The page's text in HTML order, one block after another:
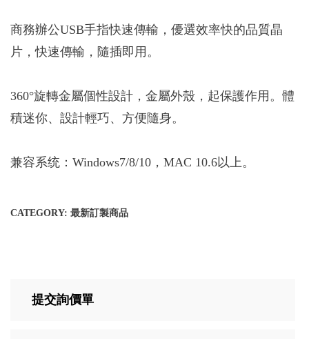
商務辦公USB手指快速傳輸，優選效率快的品質晶
片，快速傳輸，隨插即用。
360°旋轉金屬個性設計，金屬外殼，起保護作用。體
積迷你、設計輕巧、方便隨身。
兼容系统：Windows7/8/10，MAC 10.6以上。
CATEGORY: 最新訂製商品
提交詢價單